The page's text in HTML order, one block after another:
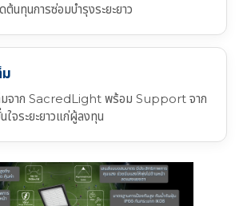
นทุนการซ่อมบำรุงระยะยาว
ม
มจาก SacredLight พร้อม Support จาก
ใจระยะยาวแก่ผู้ลงทุน